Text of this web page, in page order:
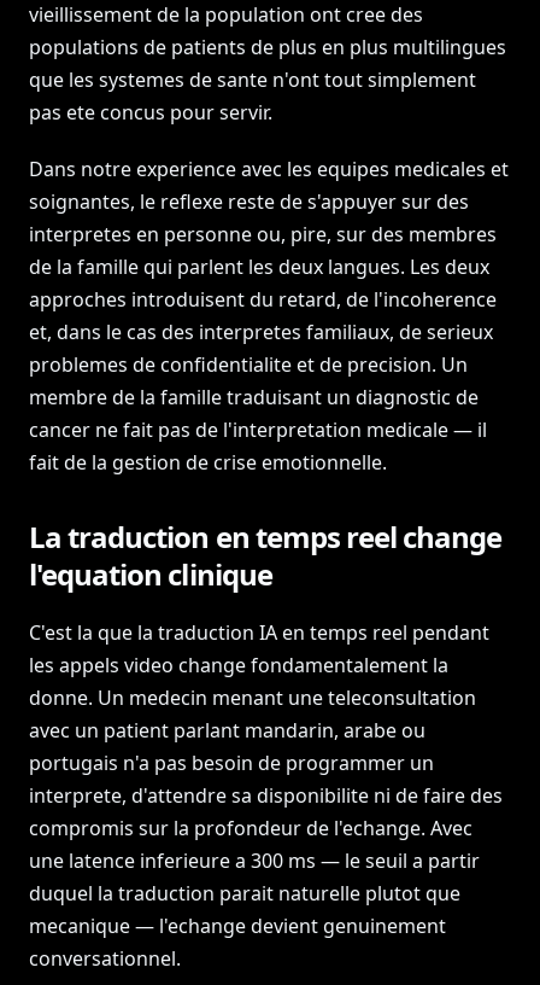
vieillissement de la population ont cree des
populations de patients de plus en plus multilingues
que les systemes de sante n'ont tout simplement
pas ete concus pour servir.
Dans notre experience avec les equipes medicales et
soignantes, le reflexe reste de s'appuyer sur des
interpretes en personne ou, pire, sur des membres
de la famille qui parlent les deux langues. Les deux
approches introduisent du retard, de l'incoherence
et, dans le cas des interpretes familiaux, de serieux
problemes de confidentialite et de precision. Un
membre de la famille traduisant un diagnostic de
cancer ne fait pas de l'interpretation medicale — il
fait de la gestion de crise emotionnelle.
La traduction en temps reel change
l'equation clinique
C'est la que la traduction IA en temps reel pendant
les appels video change fondamentalement la
donne. Un medecin menant une teleconsultation
avec un patient parlant mandarin, arabe ou
portugais n'a pas besoin de programmer un
interprete, d'attendre sa disponibilite ni de faire des
compromis sur la profondeur de l'echange. Avec
une latence inferieure a 300 ms — le seuil a partir
duquel la traduction parait naturelle plutot que
mecanique — l'echange devient genuinement
conversationnel.